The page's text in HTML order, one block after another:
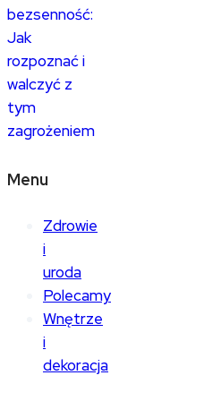
bezsenność:
Jak
rozpoznać i
walczyć z
tym
zagrożeniem
Menu
Zdrowie
i
uroda
Polecamy
Wnętrze
i
dekoracja